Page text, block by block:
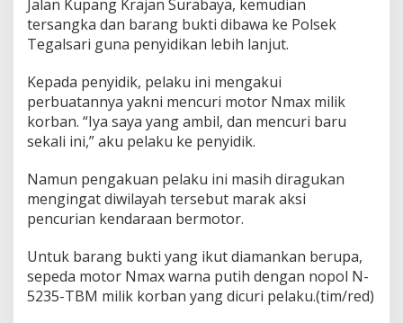
Jalan Kupang Krajan Surabaya, kemudian
tersangka dan barang bukti dibawa ke Polsek
Tegalsari guna penyidikan lebih lanjut.
Kepada penyidik, pelaku ini mengakui
perbuatannya yakni mencuri motor Nmax milik
korban. “Iya saya yang ambil, dan mencuri baru
sekali ini,” aku pelaku ke penyidik.
Namun pengakuan pelaku ini masih diragukan
mengingat diwilayah tersebut marak aksi
pencurian kendaraan bermotor.
Untuk barang bukti yang ikut diamankan berupa,
sepeda motor Nmax warna putih dengan nopol N-
5235-TBM milik korban yang dicuri pelaku.(tim/red)